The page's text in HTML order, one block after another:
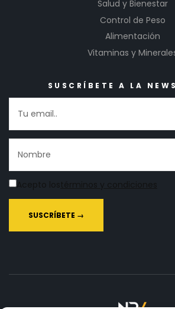
Salud y Bienestar
Control de Peso
Alimentación
Vitaminas y
SUSCRÍBETE A LA